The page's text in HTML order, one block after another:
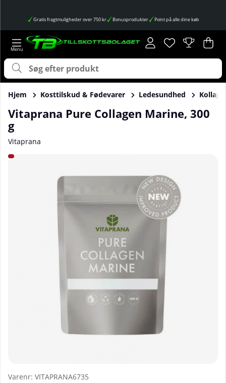
Gratis fragtmuligheder over 750 kr Bonusprodukter Point på alle dine køb
Ønskeliste
Antal på
. .
Hjem Kosttilskud & Fødevarer Ledesundhed
Vitaprana Pure Collagen Marine, 300
g
Vitaprana
Produktbilleder Vitaprana Pure Collagen Marine, 300 g
Varenr: VITAPRANA6735